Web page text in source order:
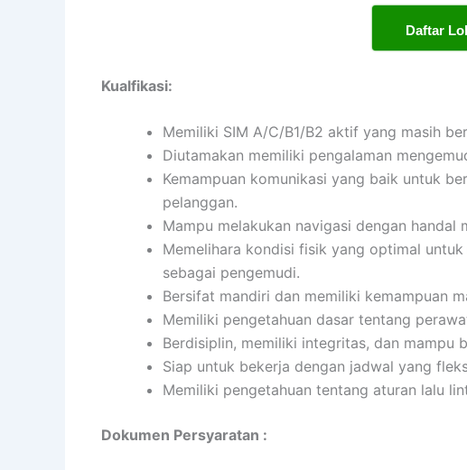
Daftar
Kualfikasi:
Memiliki SIM A/C/B1/B2 aktif yang masih
Diutamakan memiliki pengalaman
Kemampuan komunikasi yang baik untuk
pelanggan.
Mampu melakukan navigasi dengan handal
Memelihara kondisi fisik yang optimal
sebagai pengemudi.
Bersifat mandiri dan memiliki kemampuan
Memiliki pengetahuan dasar tentang
Berdisiplin, memiliki integritas, dan mampu
Siap untuk bekerja dengan jadwal yang
Memiliki pengetahuan tentang aturan lalu
Dokumen Persyaratan :